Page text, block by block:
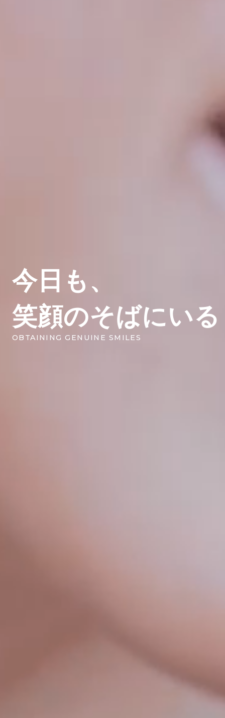
今日も、
笑顔のそばにいる
OBTAINING GENUINE SMILES